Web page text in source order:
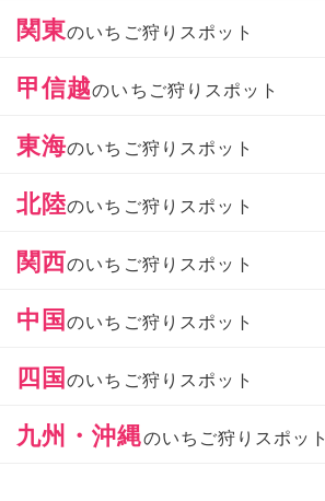
関東のいちご狩りスポット
甲信越のいちご狩りスポット
東海のいちご狩りスポット
北陸のいちご狩りスポット
関西のいちご狩りスポット
中国のいちご狩りスポット
四国のいちご狩りスポット
九州・沖縄のいちご狩りスポット